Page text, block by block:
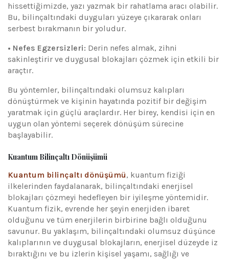
hissettiğimizde, yazı yazmak bir rahatlama aracı olabilir.
Bu, bilinçaltındaki duyguları yüzeye çıkararak onları
serbest bırakmanın bir yoludur.
• Nefes Egzersizleri: Derin nefes almak, zihni
sakinleştirir ve duygusal blokajları çözmek için etkili bir
araçtır.
Bu yöntemler, bilinçaltındaki olumsuz kalıpları
dönüştürmek ve kişinin hayatında pozitif bir değişim
yaratmak için güçlü araçlardır. Her birey, kendisi için en
uygun olan yöntemi seçerek dönüşüm sürecine
başlayabilir.
Kuantum Bilinçaltı Dönüşümü
Kuantum bilinçaltı dönüşümü, kuantum fiziği
ilkelerinden faydalanarak, bilinçaltındaki enerjisel
blokajları çözmeyi hedefleyen bir iyileşme yöntemidir.
Kuantum fizik, evrende her şeyin enerjiden ibaret
olduğunu ve tüm enerjilerin birbirine bağlı olduğunu
savunur. Bu yaklaşım, bilinçaltındaki olumsuz düşünce
kalıplarının ve duygusal blokajların, enerjisel düzeyde iz
bıraktığını ve bu izlerin kişisel yaşamı, sağlığı ve